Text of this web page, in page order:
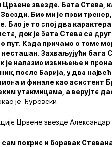
звезде. Бата Стева,
Био ми је први
је то спој два
док је бата Стева са
пут. Када причамо о томе
Захваљујући бата
је налазио извињење и
после Барија, у два
и финале као асистент
утакмицама, а верујте
је Ђуровски.
Црвене звезде
покрио и боравак